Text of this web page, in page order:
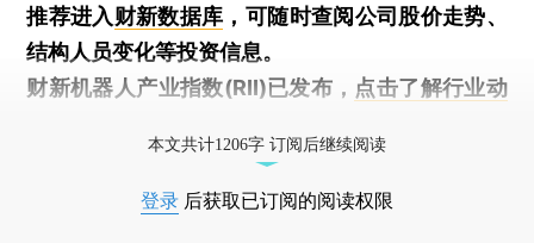
推荐进入财新数据库 ，可随时查阅公司股价走势、
结构人员变化等投资信息。
财新机器人产业指数(RII)已发布， 点击了解行业动
本文共计1206字 订阅后继续阅读
登录 后获取已订阅的阅读权限